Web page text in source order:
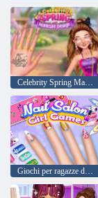
Giochi per ragazze dal salone di bellezza